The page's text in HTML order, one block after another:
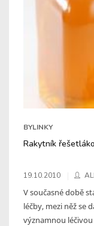
BYLINKY
Rakytník
19.10.2010
V současné době
léčby, mezi něž se
významnou